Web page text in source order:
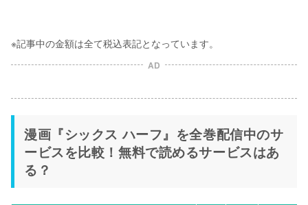
※記事中の金額は全て税込表記となっています。
AD
漫画『シックス ハーフ』を全巻配信中のサ
ービスを比較！無料で読めるサービスはあ
る？